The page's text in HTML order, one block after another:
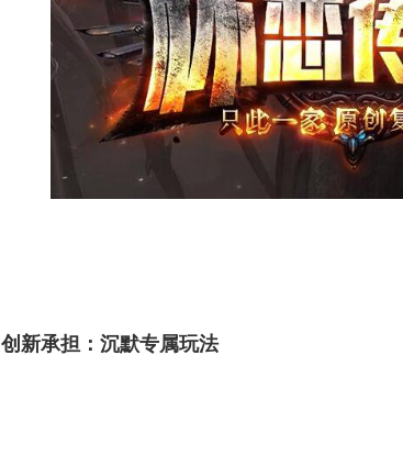
创新承担：沉默专属玩法